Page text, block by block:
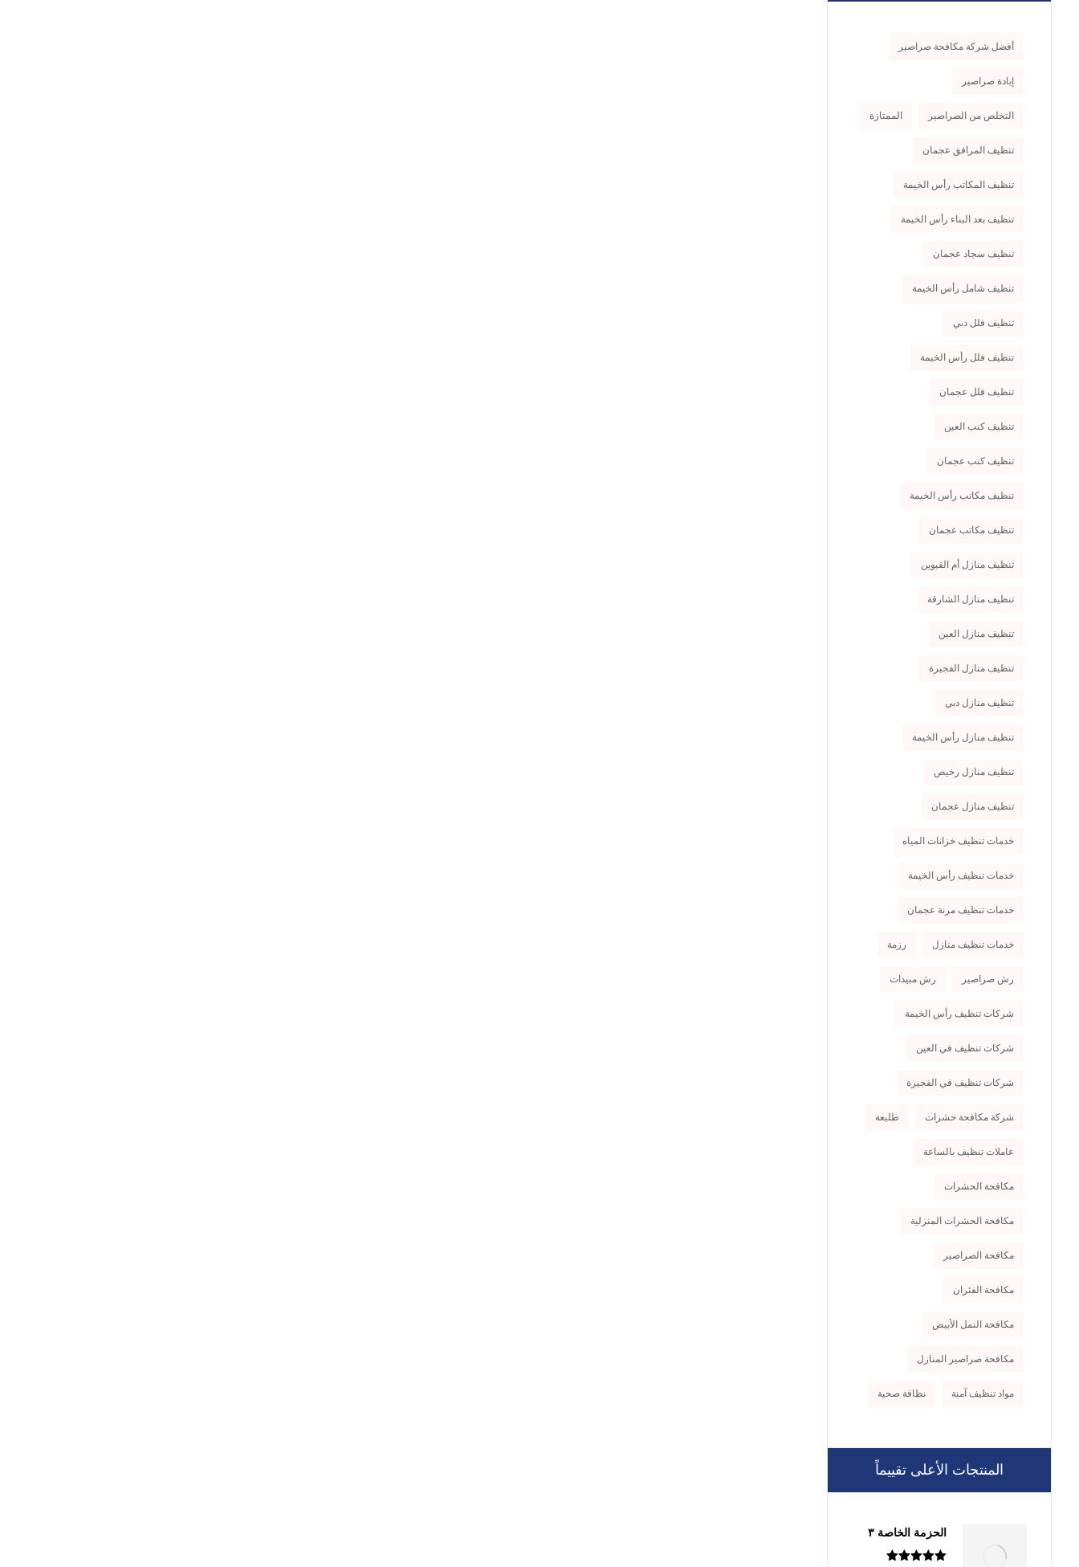
أفضل شركة مكافحة صراصير
إبادة صراصير
التخلص من الصراصير الممتازة
تنظيف المرافق عجمان
تنظيف المكاتب رأس الخيمة
تنظيف بعد البناء رأس الخيمة
تنظيف سجاد عجمان
تنظيف شامل رأس الخيمة
تنظيف فلل دبي
تنظيف فلل رأس الخيمة
تنظيف فلل عجمان
تنظيف كنب العين
تنظيف كنب عجمان
تنظيف مكاتب رأس الخيمة
تنظيف مكاتب عجمان
تنظيف منازل أم القيوين
تنظيف منازل الشارقة
تنظيف منازل العين
تنظيف منازل الفجيرة
تنظيف منازل دبي
تنظيف منازل رأس الخيمة
تنظيف منازل رخيص
تنظيف منازل عجمان
خدمات تنظيف خزانات المياه
خدمات تنظيف رأس الخيمة
خدمات تنظيف مرنة عجمان
خدمات تنظيف منازل رزمة
رش صراصير رش مبيدات
شركات تنظيف رأس الخيمة
شركات تنظيف في العين
شركات تنظيف في الفجيرة
شركة مكافحة حشرات طليعة
عاملات تنظيف بالساعة
مكافحة الحشرات
مكافحة الحشرات المنزلية
مكافحة الصراصير
مكافحة الفئران
مكافحة النمل الأبيض
مكافحة صراصير المنازل
مواد تنظيف آمنة نظافة صحية
المنتجات الأعلى تقييماً
الحزمة الخاصة ٣